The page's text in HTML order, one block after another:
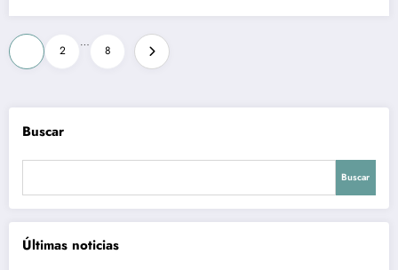
Paginación
de
entradas
2
…
8
Buscar
Buscar
Últimas noticias